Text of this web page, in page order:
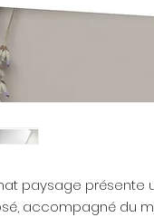
paysage présente
accompagné du